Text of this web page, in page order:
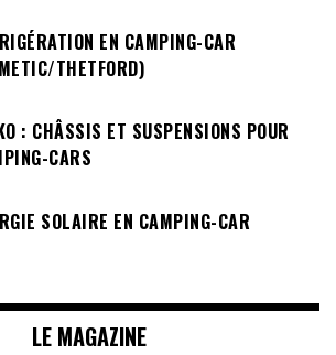
EN CAMPING-CAR
THETFORD)
: CHÂSSIS ET SUSPENSIONS POUR
CARS
SOLAIRE EN CAMPING-CAR
LE MAGAZINE